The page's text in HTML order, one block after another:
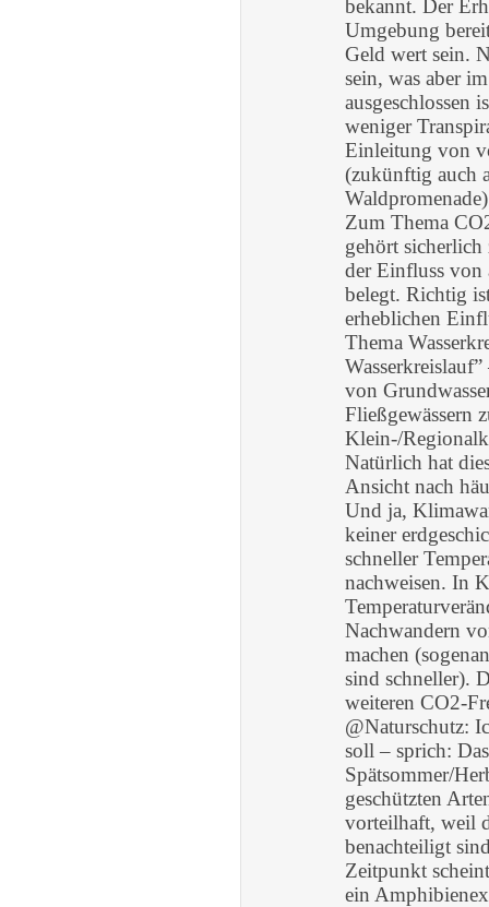
bekannt. Der
Umgebung
Geld wert sein.
sein, was aber
ausgeschlossen
weniger
Einleitung von
(zukünftig auch
Zum Thema
gehört sicherlich
der Einfluss von
belegt. Richtig
erheblichen
Thema
von
Fließgewässern
Klein-/
Natürlich hat
Ansicht nach
Und ja,
keiner
schneller
nachweisen. In
Nachwandern
machen
sind schneller).
weiteren CO2-
@Naturschutz:
soll – sprich:
Spätsommer/
geschützten
vorteilhaft, weil
benachteiligt
Zeitpunkt
ein